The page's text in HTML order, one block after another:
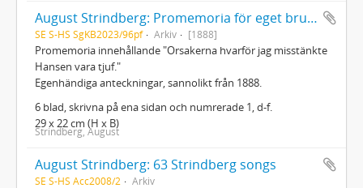
August Strindberg: Promemoria för eget bruk, i koncept, ojusteradt
SE S-HS SgKB2023/96pf Arkiv [1888]
Promemoria innehållande "Orsakerna hvarför jag misstänkte
Hansen vara tjuf."
Egenhändiga anteckningar, sannolikt från 1888.
6 blad, skrivna på ena sidan och numrerade 1, d-f.
29 x 22 cm (H x B)
Strindberg, August
August Strindberg: 63 Strindberg songs
SE S-HS Acc2008/2 Arkiv